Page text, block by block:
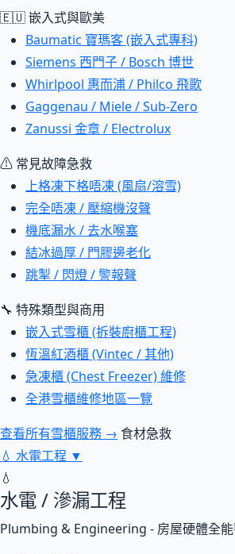
🇪🇺 嵌入式與歐美
Baumatic 寶瑪客 (嵌入式專科)
Siemens 西門子 / Bosch 博世
Whirlpool 惠而浦 / Philco 飛歌
Gaggenau / Miele / Sub-Zero
Zanussi 金章 / Electrolux
⚠ 常見故障急救
上格凍下格唔凍 (風扇/溶雪)
完全唔凍 / 壓縮機沒聲
機底漏水 / 去水喉塞
結冰過厚 / 門膠邊老化
跳掣 / 閃燈 / 警報聲
🔧 特殊類型與商用
嵌入式雪櫃 (拆裝廚櫃工程)
恆溫紅酒櫃 (Vintec / 其他)
急凍櫃 (Chest Freezer) 維修
全港雪櫃維修地區一覽
查看所有雪櫃服務 → 食材急救
💧 水電工程 ▼
💧
水電 / 滲漏工程
Plumbing & Engineering - 房屋硬體全